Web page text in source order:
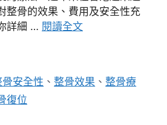
整骨的效果、費用及安全性充
詳細 … 閱讀全文
骨安全性 、整骨效果 、整骨療
復位